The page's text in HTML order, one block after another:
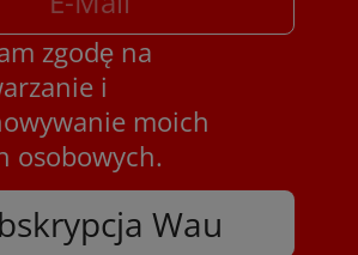
Wau
zgodę na
i
moich
osobowych.